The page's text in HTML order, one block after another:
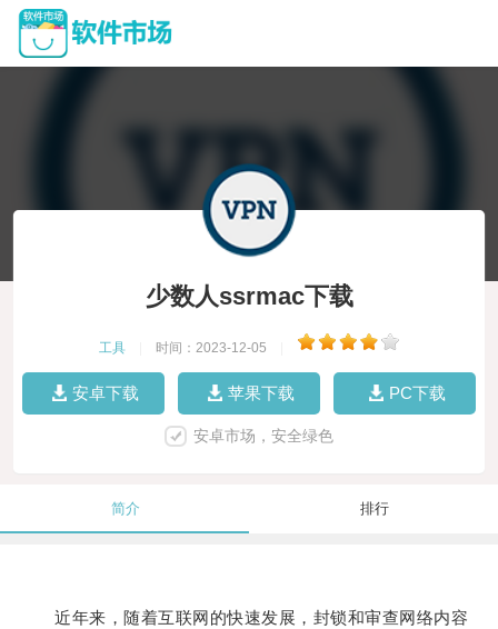
少数人ssrmac下载
工具 时间：2023-12-05
安卓下载 苹果下载 PC下载
安卓市场，安全绿色
简介 排行
近年来，随着互联网的快速发展，封锁和审查网络内容